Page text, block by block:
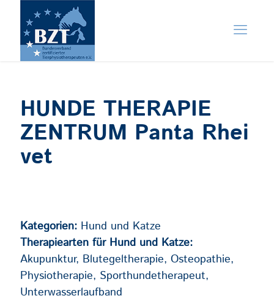
HUNDE THERAPIE
ZENTRUM Panta Rhei
vet
Kategorien: Hund und Katze
Therapiearten für Hund und Katze:
Akupunktur, Blutegeltherapie, Osteopathie,
Physiotherapie, Sporthundetherapeut,
Unterwasserlaufband